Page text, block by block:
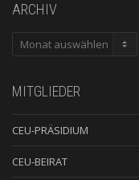
ARCHIV
ARCHIV
MITGLIEDER
CEU-PRÄSIDIUM
CEU-BEIRAT